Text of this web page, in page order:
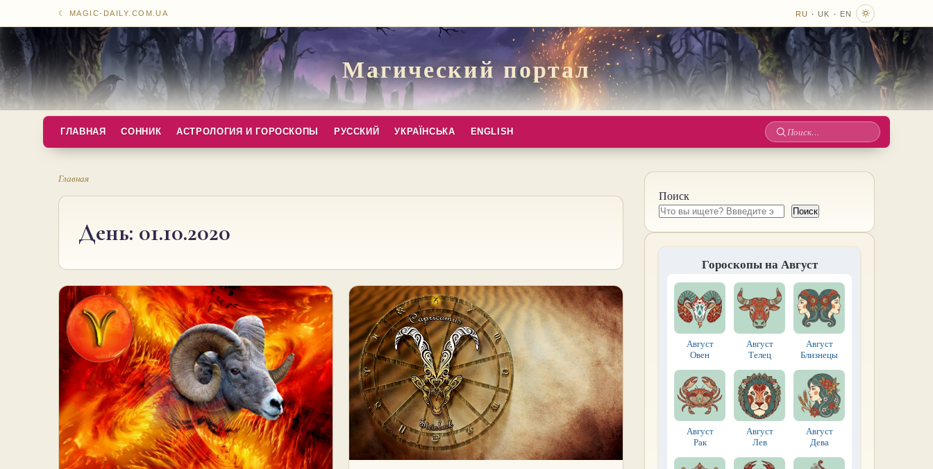
☾ MAGIC-DAILY.COM.UA RU · UK · EN
Магический портал
ГЛАВНАЯ СОННИК АСТРОЛОГИЯ И ГОРОСКОПЫ РУССКИЙ УКРАЇНСЬКА ENGLISH
Поиск
Главная
День: 01.10.2020
Поиск
Поиск
Гороскопы на Август
Август
Овен
Август
Телец
Август
Близнецы
Август
Рак
Август
Лев
Август
Дева